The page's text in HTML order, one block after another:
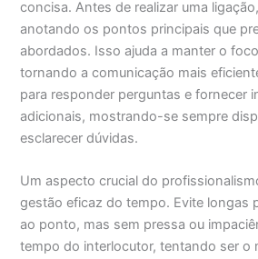
concisa. Antes de realizar uma
anotando os pontos principais que
abordados. Isso ajuda a manter o
tornando a comunicação mais
para responder perguntas e fornecer
adicionais, mostrando-se sempre
esclarecer dúvidas.
Um aspecto crucial do
gestão eficaz do tempo. Evite longas
ao ponto, mas sem pressa ou
tempo do interlocutor, tentando ser o